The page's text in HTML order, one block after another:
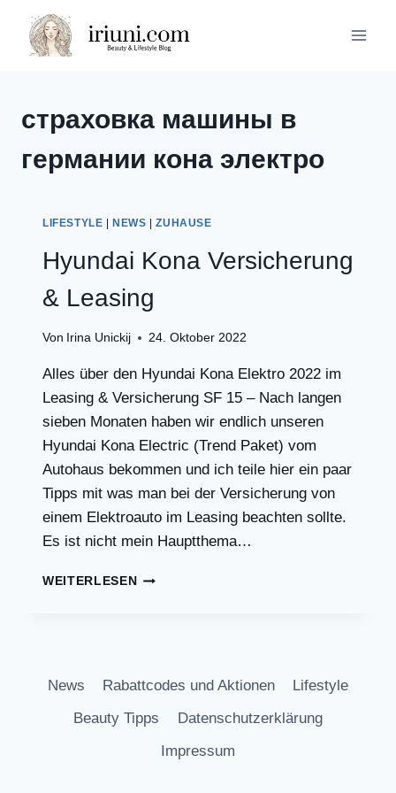
Inhalt
springen
страховка машины в
германии кона электро
LIFESTYLE NEWS |ZUHAUSE
Hyundai Kona Versicherung
& Leasing
Von Irina Unickij 24. Oktober 2022
Alles über den Hyundai Kona Elektro 2022 im
Leasing & Versicherung SF 15 – Nach langen
sieben Monaten haben wir endlich unseren
Hyundai Kona Electric (Trend Paket) vom
Autohaus bekommen und ich teile hier ein paar
Tipps mit was man bei der Versicherung von
einem Elektroauto im Leasing beachten sollte.
Es ist nicht mein Hauptthema…
WEITERLESENHYUNDAI
News Rabattcodes und Aktionen
Lifestyle
Beauty Tipps
Datenschutzerklärung
Impressum